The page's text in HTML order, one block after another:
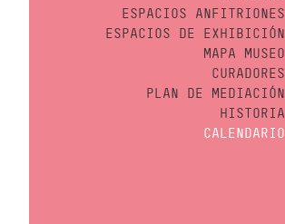
ESPACIOS ANFITRIONES
ESPACIOS DE EXHIBICIÓN
MAPA MUSEO
CURADORES
PLAN DE MEDIACIÓN
HISTORIA
CALENDARIO